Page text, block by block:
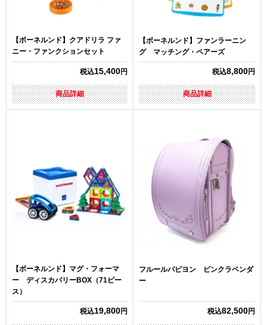
【ボーネルンド】クアドリラ ファ
ニー・ファンクションセット
税込15,400円
商品詳細
【ボーネルンド】ファンラーニン
グ マッチング・ペアーズ
税込8,800円
商品詳細
【ボーネルンド】マグ・フォーマ
ー ディスカバリーBOX（71ピー
ス）
税込19,800円
フルールパピヨン ピンクラベンダ
ー
税込82,500円